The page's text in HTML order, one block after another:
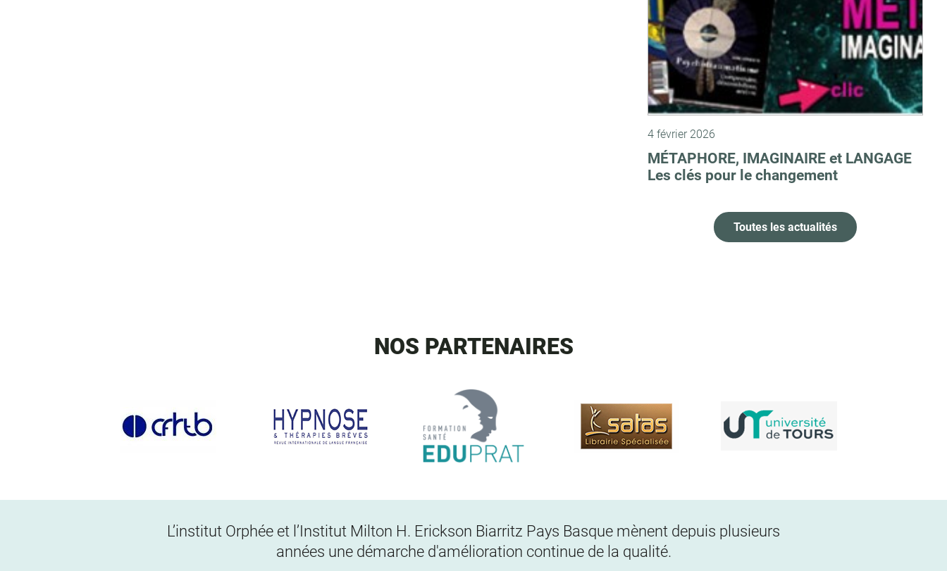
4 février 2026
MÉTAPHORE, IMAGINAIRE et LANGAGE
Les clés pour le changement
Toutes les actualités
NOS PARTENAIRES
L’institut Orphée et l’Institut Milton H. Erickson Biarritz Pays Basque mènent depuis plusieurs
années une démarche d'amélioration continue de la qualité.